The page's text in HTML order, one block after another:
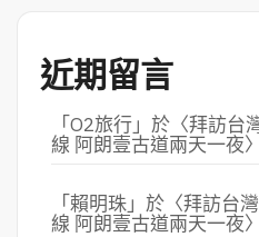
近期留言
「O2旅行」於〈拜訪台
線 阿朗壹古道兩天一夜
「賴明珠」於〈拜訪台
線 阿朗壹古道兩天一夜